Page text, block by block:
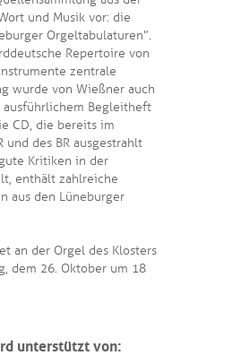
und Musik vor: die
Orgeltabulaturen”.
Repertoire von
zentrale
wurde von Wießner auch
Begleitheft
CD, die bereits im
und des BR ausgestrahlt
Kritiken in der
enthält zahlreiche
aus den Lüneburger
an der Orgel des Klosters
dem 26. Oktober um 18
unterstützt von: